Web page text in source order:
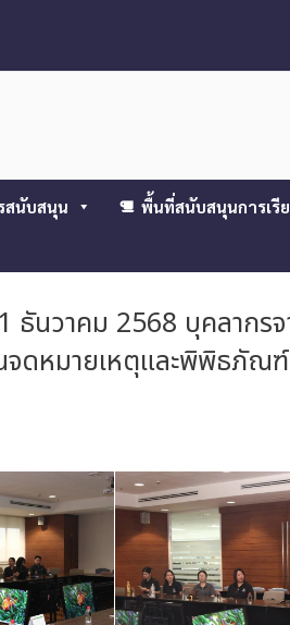
สนับสนุน พื้นที่สนับสนุนการเรี
นวาคม 2568 บุคลากร
นจดหมายเหตุและพิพิธ